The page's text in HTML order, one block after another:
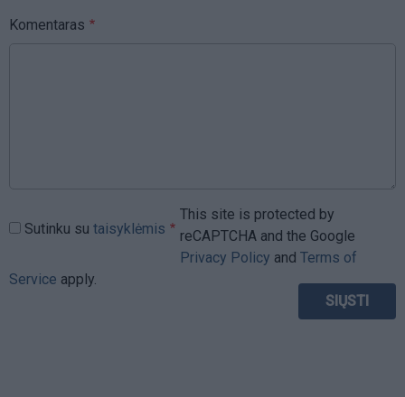
Komentaras
Sutinku su taisyklėmis
This site is protected by
reCAPTCHA and the Google
Privacy Policy and Terms of
Service apply.